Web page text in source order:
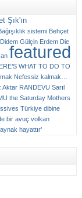
Şık'ın
sistemi Behçet
Didem Gülçin Erdem Die
featured
WHAT TO DO TO
Nefessiz kalmak…
Aktar RANDEVU Sarıl
the Saturday Mothers
Türkiye dibine
bir avuç volkan
hayattır’